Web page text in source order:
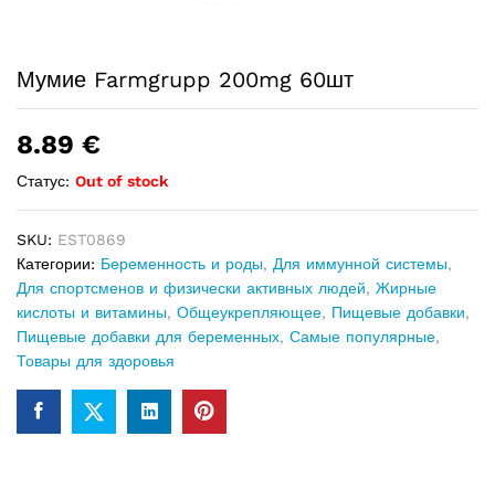
Мумие Farmgrupp 200mg 60шт
8.89 €
Статус: Out of stock
SKU: EST0869
Категории: Беременность и роды, Для иммунной системы,
Для спортсменов и физически активных людей, Жирные
кислоты и витамины, Общеукрепляющее, Пищевые добавки,
Пищевые добавки для беременных, Самые популярные,
Товары для здоровья